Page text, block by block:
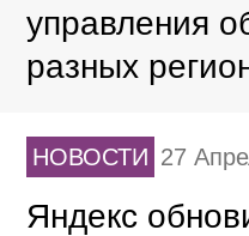
управления
разных
НОВОСТИ 27
Яндекс